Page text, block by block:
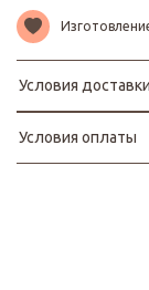
Условия доставки
Условия оплаты